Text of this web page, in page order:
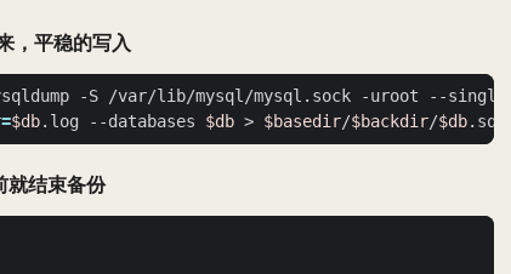
，平稳的写入
-S /var/lib/mysql/mysql.sock -uroot --
=$db.log --databases $db > $basedir/$backdir/$db
就结束备份